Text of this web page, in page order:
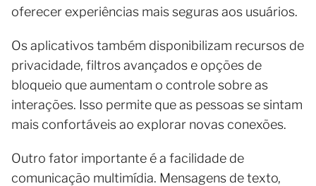
oferecer experiências mais seguras aos usuários.
Os aplicativos também disponibilizam recursos de
privacidade, filtros avançados e opções de
bloqueio que aumentam o controle sobre as
interações. Isso permite que as pessoas se sintam
mais confortáveis ao explorar novas conexões.
Outro fator importante é a facilidade de
comunicação multimídia. Mensagens de texto,